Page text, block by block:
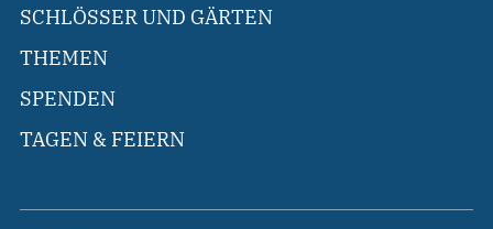
SCHLÖSSER UND GÄRTEN
THEMEN
SPENDEN
TAGEN & FEIERN